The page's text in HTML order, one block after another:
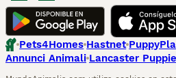
Pets4Homes Hastnet
Annunci Animali Lancaster